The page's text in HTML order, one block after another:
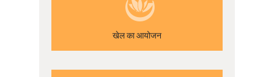
खेल का आयोजन